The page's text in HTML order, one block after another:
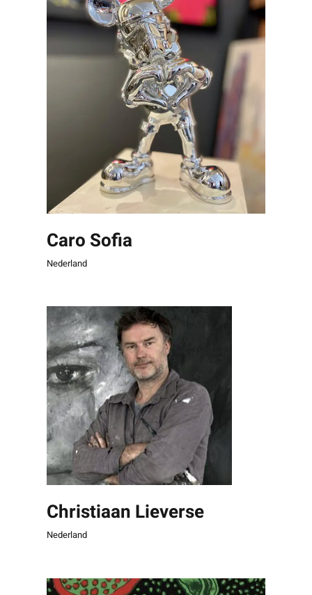
Caro Sofia
Nederland
Christiaan Lieverse
Nederland